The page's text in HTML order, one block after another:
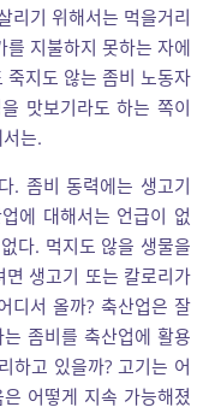
리기 위해서는 먹을거리
지불하지 못하는 자에
죽지도 않는 좀비 노동자
맛보기라도 하는 쪽이
는.
. 좀비 동력에는 생고기
에 대해서는 언급이 없
다. 먹지도 않을 생물을
생고기 또는 칼로리가
디서 올까? 축산업은 잘
좀비를 축산업에 활용
하고 있을까? 고기는 어
어떻게 지속 가능해졌